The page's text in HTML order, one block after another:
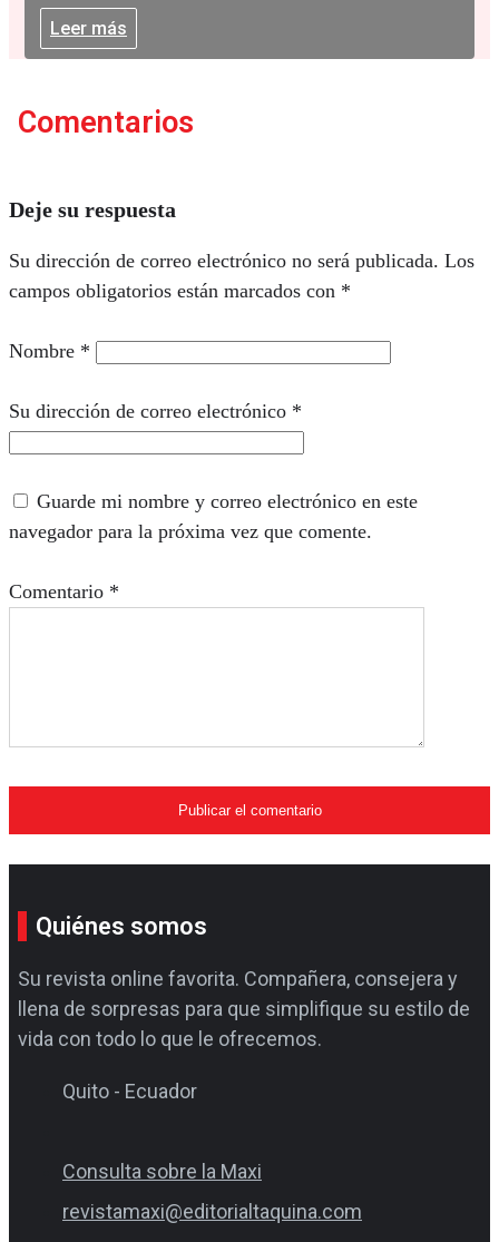
Leer más
Comentarios
Deje su respuesta
Su dirección de correo electrónico no será publicada. Los
campos obligatorios están marcados con *
Nombre *
Su dirección de correo electrónico *
Guarde mi nombre y correo electrónico en este
navegador para la próxima vez que comente.
Comentario *
Quiénes somos
Su revista online favorita. Compañera, consejera y
llena de sorpresas para que simplifique su estilo de
vida con todo lo que le ofrecemos.
Quito - Ecuador
Consulta sobre la Maxi
revistamaxi@editorialtaquina.com